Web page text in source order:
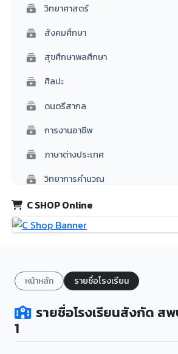
วิทยาศาสตร์
สังคมศึกษา
สุขศึกษาพลศึกษา
ศิลปะ
ดนตรีสากล
การงานอาชีพ
ภาษาต่างประเทศ
วิทยาการคำนวณ
แนะแนว
Computer
นาฏศิลป์
C SHOP Online
หน้าหลัก รายชื่อโรงเรียน
รายชื่อโรงเรียนสังกัด ส
1